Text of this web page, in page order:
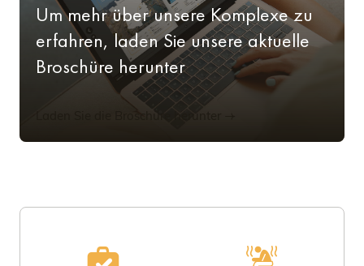
Um mehr über unsere Komplexe zu
erfahren, laden Sie unsere aktuelle
Broschüre herunter